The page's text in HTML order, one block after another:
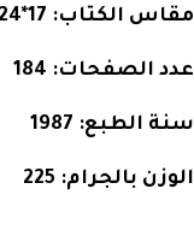
مقاس الكتاب:
عدد الصفحات:
سنة الطبع:
الوزن بالجرام: